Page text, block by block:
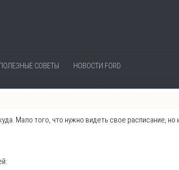
СОВЕТЫ НОВОСТИ FORD
Мало того, что нужно видеть свое расписание,